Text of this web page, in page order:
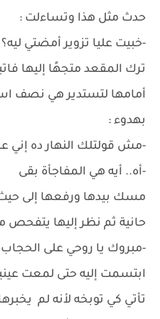
حدث مثل هذا وتساءلت :
-خبيت عليا تزوير أمضتي ليه؟
ترك المقعد متجهًا إليها
أمامها لتستدير هي نصف
بهدوء :
-مش قولتلك النهار ده إني
-أه.. أيه هي المفاجأة بقى
مسك بيدها ورفعها إلى
حانية ثم نظر إليها يتفحص
-مبروك يا روحي على
ابتسمت إليه حتى لمعت
تأتي كي توبخه لأنه لم